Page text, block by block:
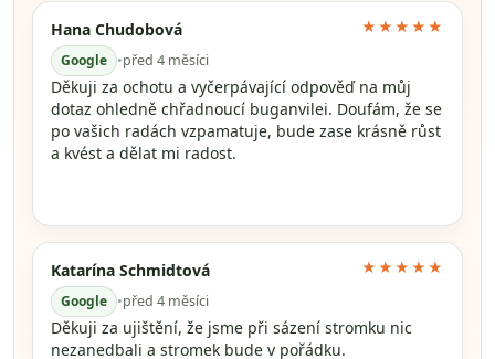
Hana Chudobová
Google •před 4 měsíci
★★★★★
Děkuji za ochotu a vyčerpávající odpověď na můj
dotaz ohledně chřadnoucí buganvilei. Doufám, že se
po vašich radách vzpamatuje, bude zase krásně růst
a kvést a dělat mi radost.
Katarína Schmidtová
Google •před 4 měsíci
★★★★★
Děkuji za ujištění, že jsme při sázení stromku nic
nezanedbali a stromek bude v pořádku.